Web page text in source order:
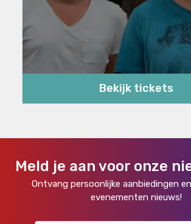
Bekijk tickets
Meld je aan voor onze
Ontvang persoonlijke aanbiedingen
evenementen nieuws!